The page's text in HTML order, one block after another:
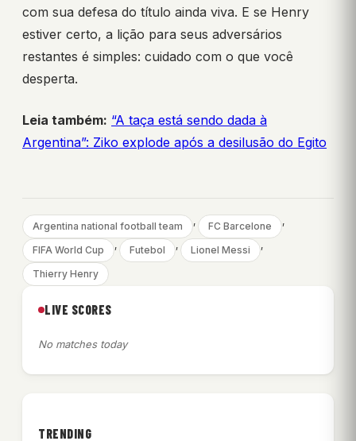
com sua defesa do título ainda viva. E se Henry
estiver certo, a lição para seus adversários
restantes é simples: cuidado com o que você
desperta.
Leia também: “A taça está sendo dada à
Argentina”: Ziko explode após a desilusão do Egito
Argentina national football team , FC Barcelone ,
FIFA World Cup , Futebol , Lionel Messi ,
Thierry Henry
LIVE SCORES
No matches today
TRENDING